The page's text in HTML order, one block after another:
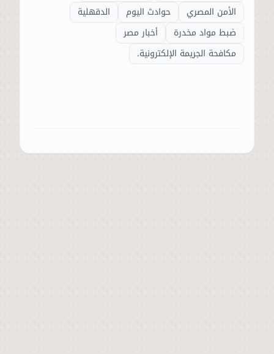
الأمن المصري
حوادث اليوم
الدقهلية
ضبط مواد مخدرة
أخبار مصر
مكافحة الجريمة الإلكترونية.